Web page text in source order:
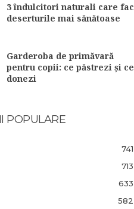
3 îndulcitori naturali care fac
deserturile mai sănătoase
Garderoba de primăvară
pentru copii: ce păstrezi și ce
donezi
POPULARE
741
713
633
582